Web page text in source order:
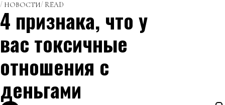
НОВОСТИ READ
4 признака, что у
вас токсичные
отношения с
деньгами